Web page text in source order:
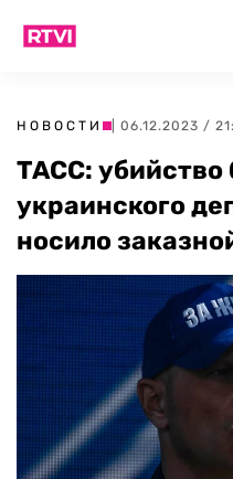
НОВОСТИ | 06.12.2023 /
ТАСС: убийство
украинского
носило